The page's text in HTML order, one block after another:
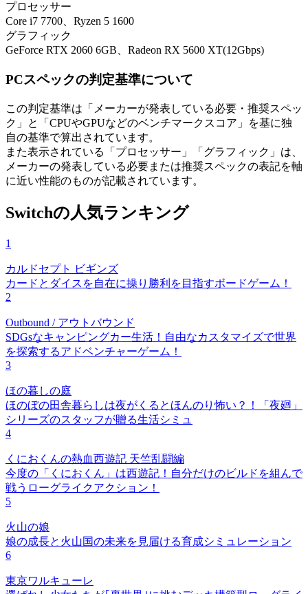
プロセッサー
Core i7 7700、Ryzen 5 1600
グラフィック
GeForce RTX 2060 6GB、Radeon RX 5600 XT(12Gbps)
PCスペックの判定基準について
この判定基準は「メーカーが発表している必要・推奨スペッ
ク」と「CPUやGPUなどのベンチマークスコア」を基に独
自の基準で算出されています。
また表示されている「プロセッサー」「グラフィック」は、
メーカーの発表している必要または推奨スペックの表記を軸
に近い性能のものが記載されています。
Switchの人気ランキング
1
カルドセプト ビギンズ
カードとダイスを自在に操り勝利を目指すボードゲーム！
2
Outbound / アウトバウンド
SDGsなキャンピングカー生活！自由なカスタマイズで世界
を探索するアドベンチャーゲーム！
3
ほの暮しの庭
ほのぼの田舎暮らしは夜がくるとほんのり怖い？！「夜廻」
シリーズのスタッフが贈る生活シミュ
4
くにおくんの熱血西遊記 天竺乱闘編
今度の「くにおくん」は西遊記！自分だけのビルドを組んで
戦うローグライクアクション！
5
火山の娘
娘の成長と火山国の未来を見届ける育成シミュレーション
6
東京ワルキューレ